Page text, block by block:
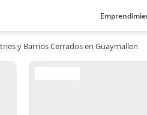
y Barrios Cerrados en Guaymallen